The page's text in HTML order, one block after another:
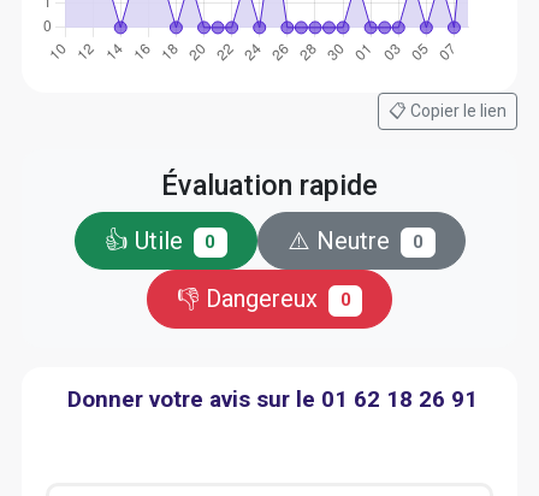
📋 Copier le lien
Évaluation rapide
👍 Utile 0 ⚠️ Neutre 0
👎 Dangereux 0
Donner votre avis sur le 01 62 18 26 91